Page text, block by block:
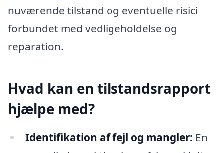
nuværende tilstand og eventuelle risici
forbundet med vedligeholdelse og
reparation.
Hvad kan en tilstandsrapport
hjælpe med?
Identifikation af fejl og mangler: En